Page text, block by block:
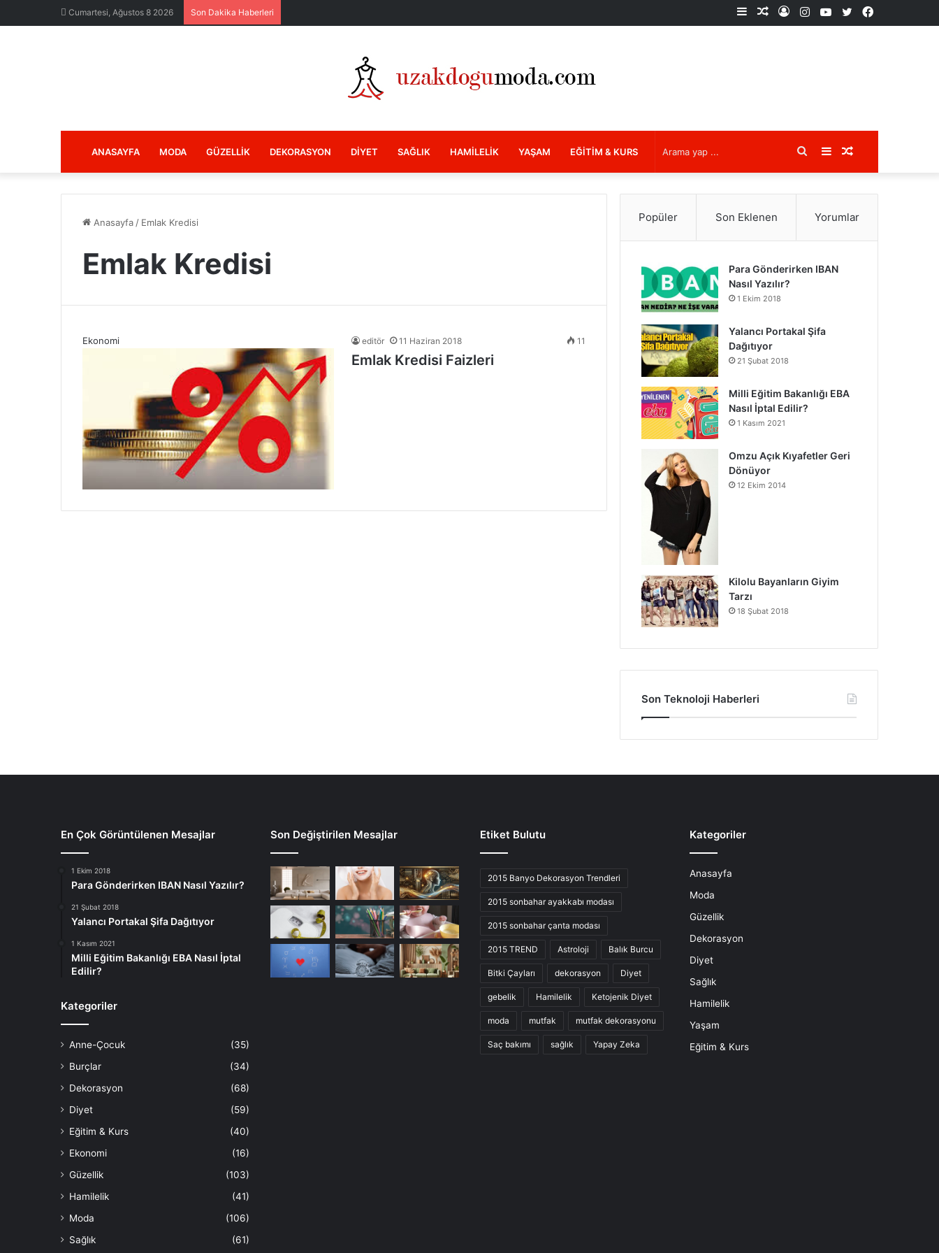
Cumartesi, Ağustos 8 2026 Son Dakika Haberleri Facebook
X
YouTube
Instagram
Kayıt
Rastgele
Kenar
ANASAYFA MODA GÜZELLIK DEKORASYON DIYET SAĞLIK HAMILELIK YAŞAM EĞITIM & KURS Rastgele
Makale
Kenar
Bölmesi
Arama
yap
Anasayfa / Emlak Kredisi
Emlak Kredisi
Ekonomi editör 11 Haziran 2018 11
Emlak Kredisi Faizleri
Popüler Son Eklenen Yorumlar
Para Gönderirken IBAN
Nasıl Yazılır?
1 Ekim 2018
Yalancı Portakal Şifa
Dağıtıyor
21 Şubat 2018
Milli Eğitim Bakanlığı EBA
Nasıl İptal Edilir?
1 Kasım 2021
Omzu Açık Kıyafetler Geri
Dönüyor
12 Ekim 2014
Kilolu Bayanların Giyim
Tarzı
18 Şubat 2018
Son Teknoloji Haberleri
En Çok Görüntülenen Mesajlar
1 Ekim 2018
Para Gönderirken IBAN Nasıl Yazılır?
21 Şubat 2018
Yalancı Portakal Şifa Dağıtıyor
1 Kasım 2021
Milli Eğitim Bakanlığı EBA Nasıl İptal
Edilir?
Kategoriler
Anne-Çocuk
(35)
Burçlar
(34)
Dekorasyon
(68)
Diyet
(59)
Eğitim & Kurs
(40)
Ekonomi
(16)
Güzellik
(103)
Hamilelik
(41)
Moda
(106)
Sağlık
(61)
Son Değiştirilen Mesajlar Etiket Bulutu
2015 Banyo Dekorasyon Trendleri
2015 sonbahar ayakkabı modası
2015 sonbahar çanta modası
2015 TREND Astroloji Balık Burcu
Bitki Çayları dekorasyon Diyet
gebelik Hamilelik Ketojenik Diyet
moda mutfak mutfak dekorasyonu
Saç bakımı sağlık Yapay Zeka
Kategoriler
Anasayfa
Moda
Güzellik
Dekorasyon
Diyet
Sağlık
Hamilelik
Yaşam
Eğitim & Kurs